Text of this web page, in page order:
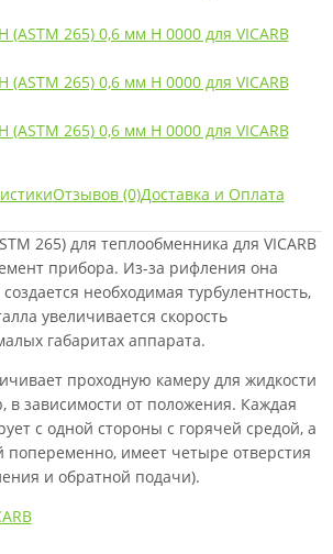
Отзывов (0)Доставка и Оплата
265) для теплообменника для VICARB
прибора. Из-за рифления она
необходимая турбулентность,
увеличивается скорость
габаритах аппарата.
проходную камеру для жидкости
в зависимости от положения. Каждая
с одной стороны с горячей средой, а
попеременно, имеет четыре отверстия
и обратной подачи).